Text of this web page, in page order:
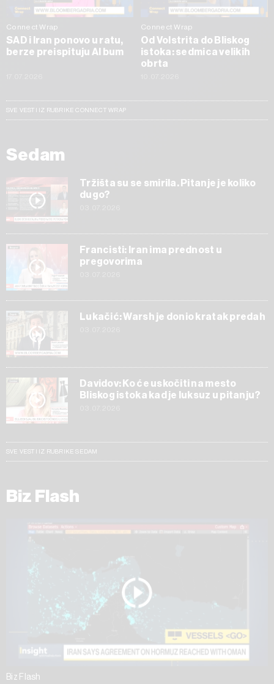
Connect Wrap
SAD i Iran ponovo u ratu,
berze preispituju AI bum
Connect Wrap
Od Volstrita do Bliskog
istoka: sedmica velikih
obrta
SVE VESTI IZ RUBRIKE CONNECT WRAP
Sedam
Tržišta su se smirila. Pitanje je koliko
dugo?
Francisti: Iran ima prednost u
pregovorima
Lukačić: Warsh je donio kratak predah
Davidov: Ko će uskočiti na mesto
Bliskog istoka kad je luksuz u pitanju?
SVE VESTI IZ RUBRIKE SEDAM
Biz Flash
Biz Flash